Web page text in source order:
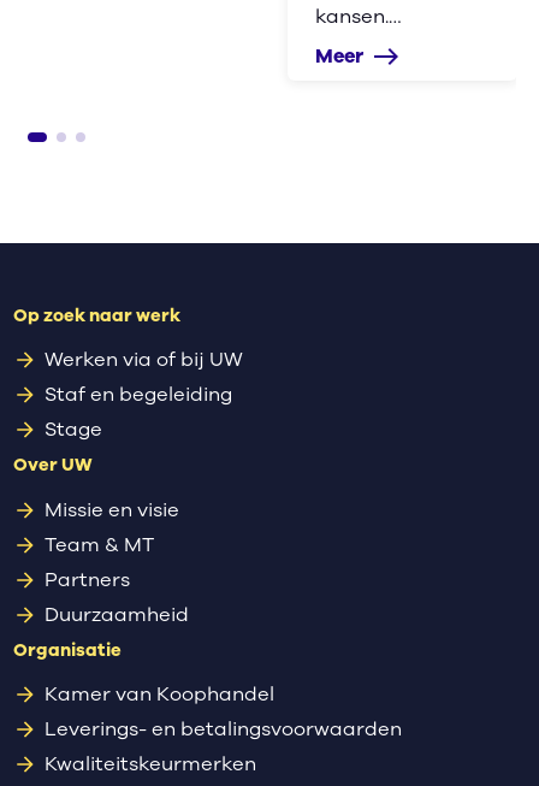
kansen.…
Meer east
Op zoek naar werk
Werken via of bij UW
Staf en begeleiding
Stage
Over UW
Missie en visie
Team & MT
Partners
Duurzaamheid
Organisatie
Kamer van Koophandel
Leverings- en betalingsvoorwaarden
Kwaliteitskeurmerken